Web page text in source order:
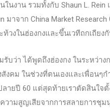
นงาน รวมทั้งกับ Shaun L.
มาจาก China Market
วงในฮ่องกงและขึ้นเวทีถกเถียง
รับว่า ได้พูดถึงฮ่องกง ในระหว่า
งคม ในช่วงที่ตนเองและเพื่อนๆ
ายปี 60 แต่สุดท้ายเราตัดสินใจ
วามสูญเสียจากการสลายการชุ